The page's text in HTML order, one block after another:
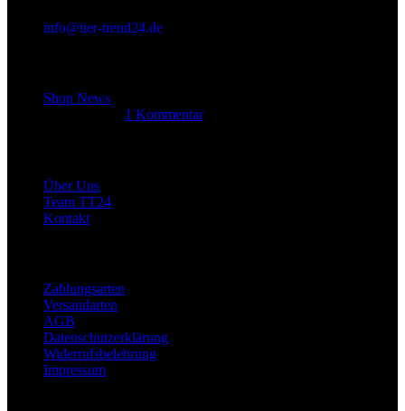
info@tier-trend24.de
Shop News
1 Kommentar
Über Uns
Team TT24
Kontakt
Zahlungsarten
Versandarten
AGB
Datenschutzerklärung
Widerrufsbelehrung
Impressum